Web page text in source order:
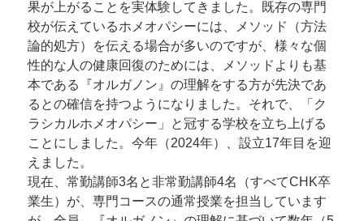
果が上がることを実体験してきました。既存の専門
校が伝えているホメオパシーには、メソッド（方法
論的処方）を伝える場合が多いのですが、様々な個
性的な人の健康回復のためには、メソッドよりも基
本である『オルガノン』の理解をする方が先決であ
るとの確信を持つようになりました。それで、「ク
ラシカルホメオパシー」と冠する学校を立ち上げる
ことにしました。今年（2024年）、設立17年目を迎
えました。
現在、常勤講師3名と非常勤講師4名（すべてCHK卒
業生）が、専門コースの通常授業を担当しています